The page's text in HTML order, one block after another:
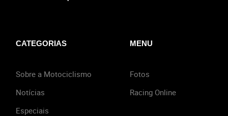
CATEGORIAS
Sobre a Motociclismo
Notícias
Especiais
MENU
Fotos
Racing Online